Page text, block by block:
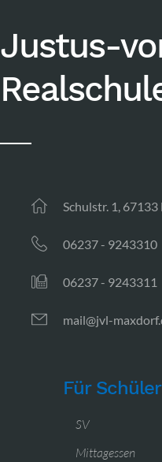
Justus-
Schulstr. 1,
06237 - 9243310
06237 - 9243311
mail@jvl-
Für
SV
Mittagessen